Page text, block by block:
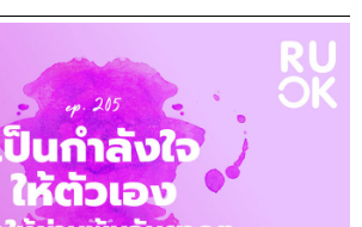
ให้ก้าวเท้าลงส้นหนักๆ เพื่อให้น้ำหนัก
งกายจนทำให้รู้สึกถึงตัวตนและการมีอยู่
มรู้สึกของเราหนักแน่นมั่นคงมากขึ้น
ห้หยุดสักครู่ ปล่อยน้ำหนักลงส้นเท้า มอง
ริ่มพูด